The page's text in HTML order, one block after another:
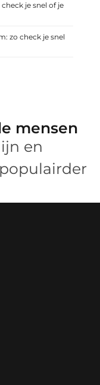
je snel of je
zo check je snel
mensen
en